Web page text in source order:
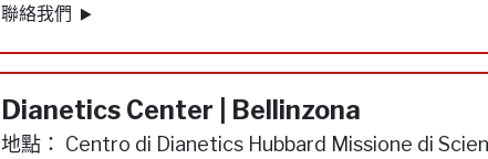
聯絡我們
Dianetics Center | Bellinzona
地點： Centro di Dianetics Hubbard Missione di